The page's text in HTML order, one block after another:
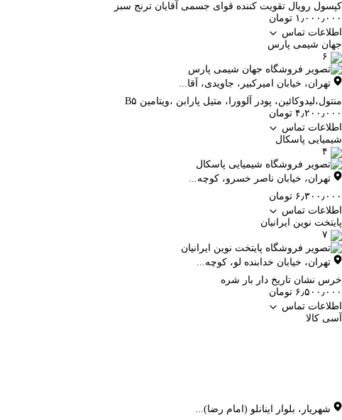
کپسول رویال تقویت کننده قوای جسمی آقایان ترنج سبز
۱٫۰۰۰٫۰۰۰ تومان
اطلاعات تماس
جهان شیمی پارس
۶
تهران، خیابان امیرکبیر، جاویدی، آقا...
منتول،لیدوکائین، پودر آلوورا، متیل پارابن ،ویتامین B۵
۴٫۲۰۰٫۰۰۰ تومان
اطلاعات تماس
شیمیایی پاسکال
۴
تهران، خیابان ناصر خسرو، کوچه...
۶٫۳۰۰٫۰۰۰ تومان
اطلاعات تماس
پایتخت نوین ایرانیان
۷
تهران، خیابان خدابنده لو، کوچه...
خرس نشان تاریخ دار بار شره
۶٫۵۰۰٫۰۰۰ تومان
اطلاعات تماس
آسی کالا
شهریار ، بلوار اینانلو (امام رضا)...